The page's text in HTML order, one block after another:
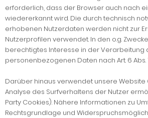
erforderlich, dass der Browser auch nach
wiedererkannt wird. Die durch technisch
erhobenen Nutzerdaten werden nicht zur
Nutzerprofilen verwendet. In den o.g.
berechtigtes Interesse in der Verarbeitung
personenbezogenen Daten nach Art. 6 Abs. 1
Darüber hinaus verwendet unsere Website
Analyse des Surfverhaltens der Nutzer
Party Cookies). Nähere Informationen zu
Rechtsgrundlage und